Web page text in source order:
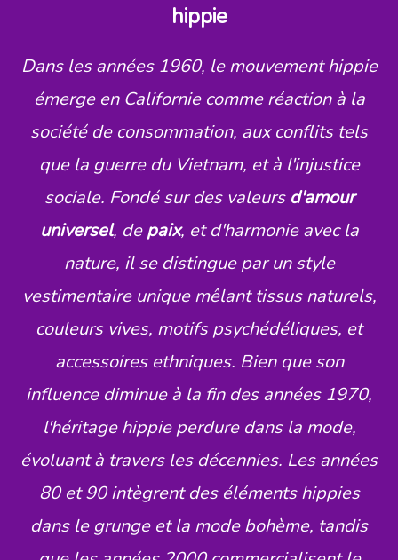
hippie
Dans les années 1960, le mouvement hippie
émerge en Californie comme réaction à la
société de consommation, aux conflits tels
que la guerre du Vietnam, et à l'injustice
sociale. Fondé sur des valeurs d'amour
universel, depaix, et d'harmonie avec la
nature, il se distingue par un style
vestimentaire unique mêlant tissus naturels,
couleurs vives, motifs psychédéliques, et
accessoires ethniques. Bien que son
influence diminue à la fin des années 1970,
l'héritage hippie perdure dans la mode,
évoluant à travers les décennies. Les années
80 et 90 intègrent des éléments hippies
dans le grunge et la mode bohème, tandis